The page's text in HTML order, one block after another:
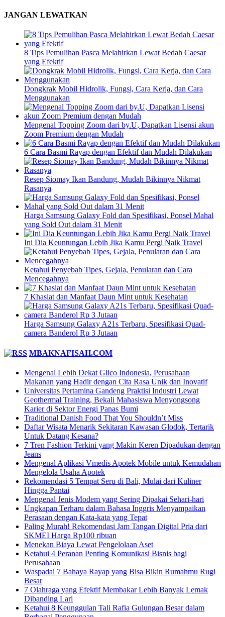
JANGAN LEWATKAN
8 Tips Pemulihan Pasca Melahirkan Lewat Bedah Caesar
yang Efektif
Dongkrak Mobil Hidrolik, Fungsi, Cara Kerja, dan Cara
Menggunakan
Mengenal Topping Zoom dari by.U, Dapatkan Lisensi akun
Zoom Premium dengan Mudah
6 Cara Basmi Rayap dengan Efektif dan Mudah Dilakukan
Resep Siomay Ikan Bandung, Mudah Bikinnya Nikmat
Rasanya
Harga Samsung Galaxy Fold dan Spesifikasi, Ponsel Mahal
yang Sold Out dalam 31 Menit
Ini Dia Keuntungan Lebih Jika Kamu Pergi Naik Travel
Ketahui Penyebab Tipes, Gejala, Penularan dan Cara
Mencegahnya
7 Khasiat dan Manfaat Daun Mint untuk Kesehatan
Harga Samsung Galaxy A21s Terbaru, Spesifikasi Quad-
camera Banderol Rp 3 Jutaan
MBAKNAFISAH.COM
Mengenal Lebih Dekat Glico Indonesia, Perusahaan
Makanan yang Hadir dengan Cita Rasa Unik dan Inovatif
Universitas Pertamina Gandeng Praktisi Industri Lewat
Geothermal Training, Bekali Mahasiswa Menyongsong
Karier di Sektor Energi Panas Bumi
Traditional Danish Food That You Shouldn’t Miss
Daftar Wisata Menarik Sekitaran Kawasan Glodok, Tertarik
Untuk Datang Kesana?
7 Tren Fashion Terkini yang Makin Keren Dipadukan dengan
Jeans
Mengenal Aplikasi Vmedis Apotek Mobile untuk Kemudahan
Mengelola Usaha Apotek
Rekomendasi 5 Tempat Seru di Bali, Mulai dari Kuliner
Hingga Pantai
Mengenal Jenis Modem yang Sering Dipakai Sehari-hari
Ungkapan Terharu dalam Bahasa Inggris Menyampaikan
Perasaan dengan Kata-kata yang Tepat
Paling Murah! Rekomendasi Jam Tangan Digital Pria dari
SKMEI Harga Rp100 ribuan
Menekan Biaya Lewat Pengelolaan Aset
Ketahui 4 Peranan Penting Komunikasi Bisnis bagi
Perusahaan
Waspadai 7 Bahaya Rayap yang Bisa Bikin Rumahmu Rugi
Besar
7 Olahraga yang Efektif Membakar Lebih Banyak Lemak
Dibanding Lari
Ketahui 8 Keunggulan Tali Rafia Gulungan Besar dalam